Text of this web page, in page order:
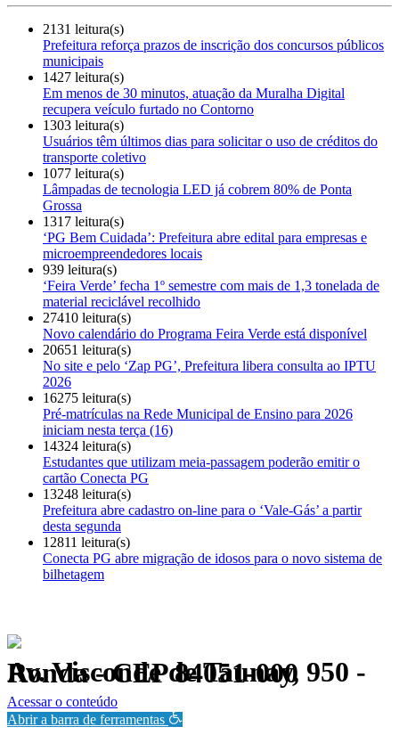
2131 leitura(s)
Prefeitura reforça prazos de inscrição dos concursos públicos
municipais
1427 leitura(s)
Em menos de 30 minutos, atuação da Muralha Digital
recupera veículo furtado no Contorno
1303 leitura(s)
Usuários têm últimos dias para solicitar o uso de créditos do
transporte coletivo
1077 leitura(s)
Lâmpadas de tecnologia LED já cobrem 80% de Ponta
Grossa
1317 leitura(s)
‘PG Bem Cuidada’: Prefeitura abre edital para empresas e
microempreendedores locais
939 leitura(s)
‘Feira Verde’ fecha 1º semestre com mais de 1,3 tonelada de
material reciclável recolhido
27410 leitura(s)
Novo calendário do Programa Feira Verde está disponível
20651 leitura(s)
No site e pelo ‘Zap PG’, Prefeitura libera consulta ao IPTU
2026
16275 leitura(s)
Pré-matrículas na Rede Municipal de Ensino para 2026
iniciam nesta terça (16)
14324 leitura(s)
Estudantes que utilizam meia-passagem poderão emitir o
cartão Conecta PG
13248 leitura(s)
Prefeitura abre cadastro on-line para o ‘Vale-Gás’ a partir
desta segunda
12811 leitura(s)
Conecta PG abre migração de idosos para o novo sistema de
bilhetagem
Av. Visconde de Taunay, 950 - Ronda - CEP 84051-000
Política de Privacidade.
Acessar o conteúdo
Abrir a barra de ferramentas